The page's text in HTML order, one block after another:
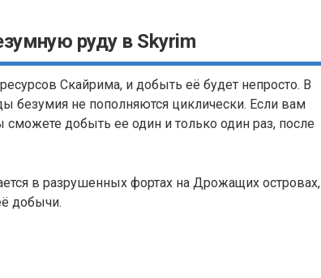
руду в Skyrim
Скайрима, и добыть её будет непросто. В
безумия не пополняются циклически. Если вам
добыть ее один и только один раз, после
в разрушенных фортах на Дрожащих островах,
добычи.